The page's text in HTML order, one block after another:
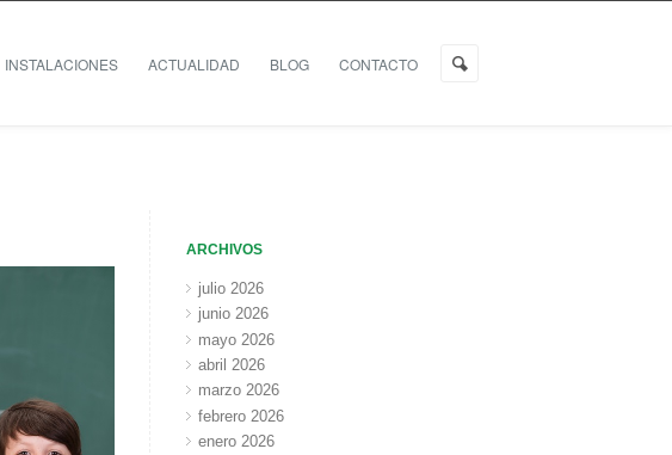
INSTALACIONES ACTUALIDAD BLOG CONTACTO
ARCHIVOS
julio 2026
junio 2026
mayo 2026
abril 2026
marzo 2026
febrero 2026
enero 2026